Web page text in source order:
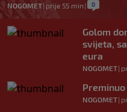
NOGOMET| prije 55 min | 0
Golom
svijeta,
eura
NOGOMET|
NOGOMET|